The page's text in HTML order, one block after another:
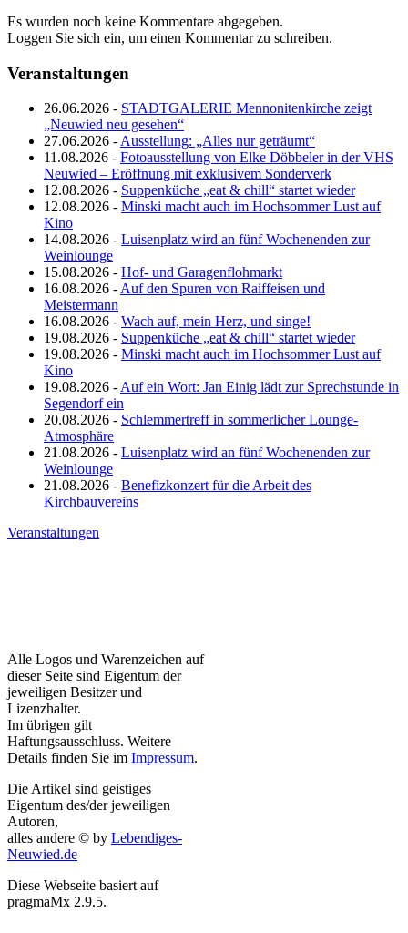
Es wurden noch keine Kommentare abgegeben.
Loggen Sie sich ein, um einen Kommentar zu schreiben.
Veranstaltungen
26.06.2026 - STADTGALERIE Mennonitenkirche zeigt
„Neuwied neu gesehen“
27.06.2026 - Ausstellung: „Alles nur geträumt“
11.08.2026 - Fotoausstellung von Elke Döbbeler in der VHS
Neuwied – Eröffnung mit exklusivem Sonderverk
12.08.2026 - Suppenküche „eat & chill“ startet wieder
12.08.2026 - Minski macht auch im Hochsommer Lust auf
Kino
14.08.2026 - Luisenplatz wird an fünf Wochenenden zur
Weinlounge
15.08.2026 - Hof- und Garagenflohmarkt
16.08.2026 - Auf den Spuren von Raiffeisen und
Meistermann
16.08.2026 - Wach auf, mein Herz, und singe!
19.08.2026 - Suppenküche „eat & chill“ startet wieder
19.08.2026 - Minski macht auch im Hochsommer Lust auf
Kino
19.08.2026 - Auf ein Wort: Jan Einig lädt zur Sprechstunde in
Segendorf ein
20.08.2026 - Schlemmertreff in sommerlicher Lounge-
Atmosphäre
21.08.2026 - Luisenplatz wird an fünf Wochenenden zur
Weinlounge
21.08.2026 - Benefizkonzert für die Arbeit des
Kirchbauvereins
Veranstaltungen
Alle Logos und Warenzeichen auf
dieser Seite sind Eigentum der
jeweiligen Besitzer und
Lizenzhalter.
Im übrigen gilt
Haftungsausschluss. Weitere
Details finden Sie im Impressum.
Die Artikel sind geistiges
Eigentum des/der jeweiligen
Autoren,
alles andere © by Lebendiges-
Neuwied.de
Diese Webseite basiert auf
pragmaMx 2.9.5.